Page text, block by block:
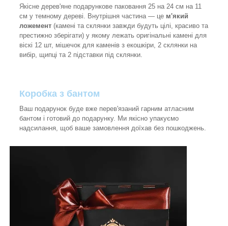
Якісне дерев'яне подарункове паковання 25 на 24 см на 11
см у темному дереві. Внутрішня частина — це м'який
ложемент (камені та склянки завжди будуть цілі, красиво та
престижно зберігати) у якому лежать оригінальні камені для
віскі 12 шт, мішечок для каменів з екошкіри, 2 склянки на
вибір, щипці та 2 підставки під склянки.
Коробка з бантом
Ваш подарунок буде вже перев'язаний гарним атласним
бантом і готовий до подарунку. Ми якісно упакуємо
надсилання, щоб ваше замовлення доїхав без пошкоджень.